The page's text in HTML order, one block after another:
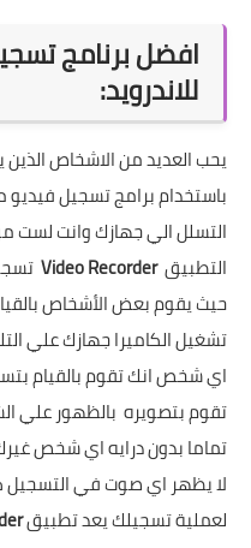
افضل برنامج
للاندرويد:
يحب العديد من الاشخاص
باستخدام برامج تسجيل
التسلل الي جهازك وانت لست
التطبيقVideo Recorder
حيث يقوم بعض الأشخاص
تشغيل الكاميرا جهازك علي
اي شخص انك تقوم بالقيام
تقوم بتصويره بالظهور علي
تماما بدون درايه اي شخص
لا يظهر اي صوت في
لعملية تسجيلك يعد تطبيق